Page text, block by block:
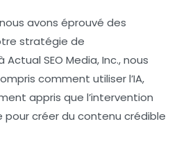
avons éprouvé des
stratégie de
Actual SEO Media, Inc., nous
comment utiliser l’IA,
appris que l’intervention
créer du contenu crédible